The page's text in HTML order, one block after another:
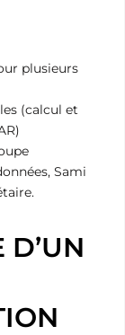
plusieurs
(calcul et
Sami
D’UN